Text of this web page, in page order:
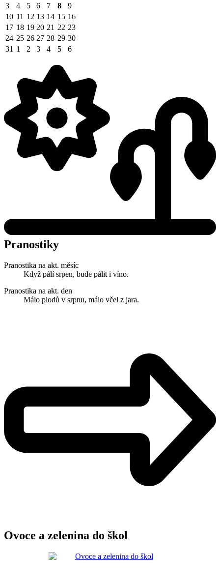
3
4 5 6 7 8
9
10 11 12 13 14 15 16
17 18 19 20 21 22 23
24 25 26 27 28 29 30
31 1 2 3 4 5 6
Pranostiky
Pranostika na akt. měsíc
Když pálí srpen, bude pálit i víno.
Pranostika na akt. den
Málo plodů v srpnu, málo včel z jara.
Ovoce a zelenina do škol